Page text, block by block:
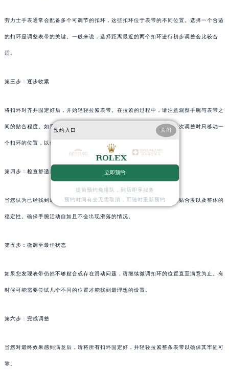
劳力士手表通常会配备多个可调节的扣环，这些扣环位于表带的不同位置。选择一个合适
的扣环是调整表带的关键。一般来说，选择距离最近的两个扣环进行初步调整会比较合
适。
第三步：逐步收紧
将扣环对齐并固定好后，开始轻轻拉紧表带。在拉紧的过程中，请注意观察手腕与表带之
间的贴合程度。如果感觉太紧或太松，请适当调整扣环的位置。建议每次调整时只移动一
个扣环的位置，以便于观察效果。
第四步：检查舒适度与稳定性
当您认为已经找到最合适的扣环位置时，请再次检查手腕与表带之间的贴合度以及整体的
稳定性。确保手腕活动自如且不会出现滑落的情况。
第五步：微调至最佳状态
如果您发现表带仍然不够贴合或存在滑动问题，请继续微调扣环的位置直至满意为止。有
时候可能需要尝试几个不同的位置才能找到最理想的设置。
第六步：完成调整
当您对最终效果感到满意后，请将所有扣环固定好，并轻轻拉紧整条表带以确保其牢固可
靠。
预约入口 关闭
立即预约
提前预约免排队，到店即享服务
预约时间有变无需取消，可随时重新预约